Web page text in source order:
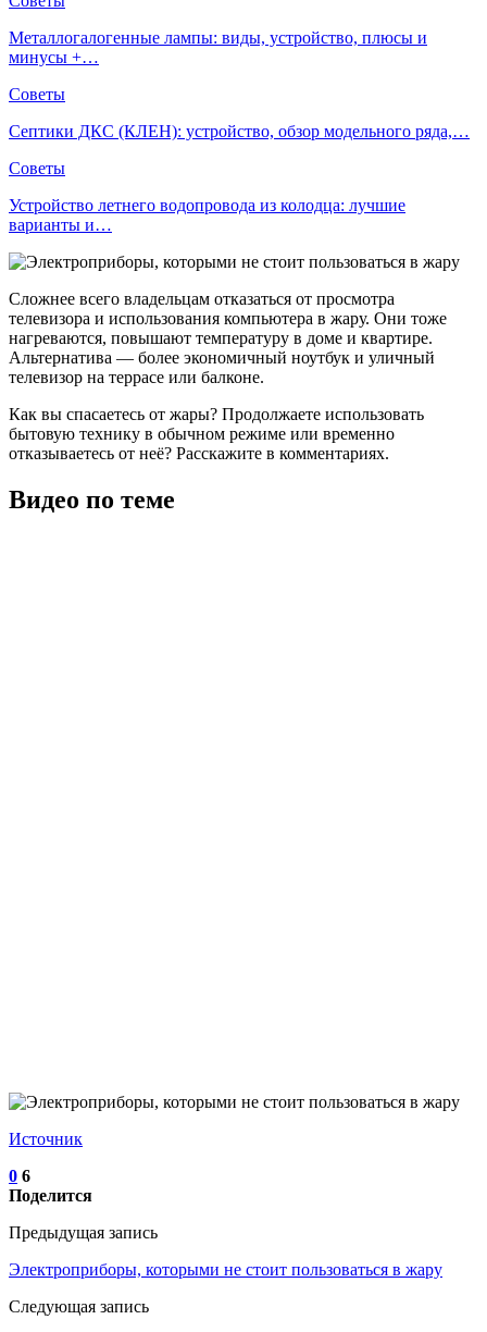
Металлогалогенные лампы: виды, устройство, плюсы и
минусы +…
Советы
Септики ДКС (КЛЕН): устройство, обзор модельного ряда,…
Советы
Устройство летнего водопровода из колодца: лучшие
варианты и…
Сложнее всего владельцам отказаться от просмотра
телевизора и использования компьютера в жару. Они тоже
нагреваются, повышают температуру в доме и квартире.
Альтернатива — более экономичный ноутбук и уличный
телевизор на террасе или балконе.
Как вы спасаетесь от жары? Продолжаете использовать
бытовую технику в обычном режиме или временно
отказываетесь от неё? Расскажите в комментариях.
Видео по теме
Источник
0 6
Поделится
Предыдущая запись
Электроприборы, которыми не стоит пользоваться в жару
Следующая запись